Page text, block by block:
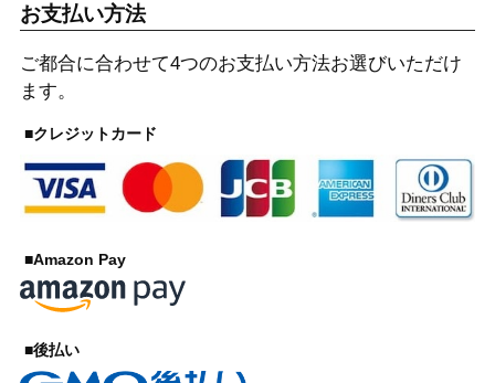
お支払い方法
ご都合に合わせて4つのお支払い方法お選びいただけ
ます。
■クレジットカード
■Amazon Pay
■後払い